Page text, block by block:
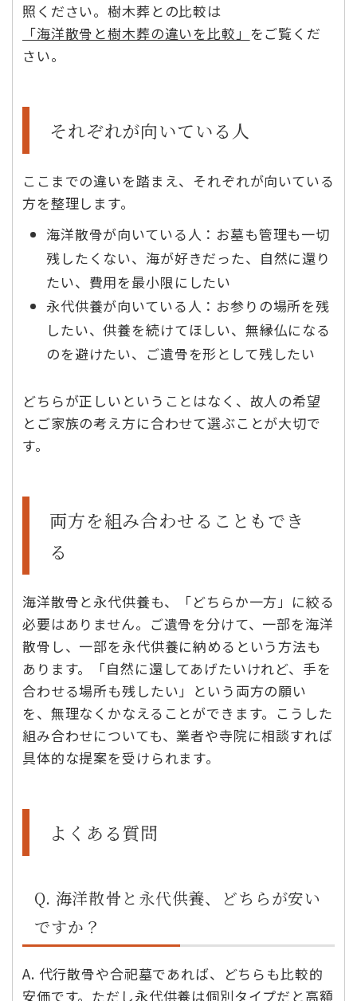
照ください。樹木葬との比較は
「海洋散骨と樹木葬の違いを比較」 をご覧くだ
さい。
それぞれが向いている人
ここまでの違いを踏まえ、それぞれが向いている
方を整理します。
海洋散骨が向いている人：お墓も管理も一切
残したくない、海が好きだった、自然に還り
たい、費用を最小限にしたい
永代供養が向いている人：お参りの場所を残
したい、供養を続けてほしい、無縁仏になる
のを避けたい、ご遺骨を形として残したい
どちらが正しいということはなく、故人の希望
とご家族の考え方に合わせて選ぶことが大切で
す。
両方を組み合わせることもでき
る
海洋散骨と永代供養も、「どちらか一方」に絞る
必要はありません。ご遺骨を分けて、一部を海洋
散骨し、一部を永代供養に納めるという方法も
あります。「自然に還してあげたいけれど、手を
合わせる場所も残したい」という両方の願い
を、無理なくかなえることができます。こうした
組み合わせについても、業者や寺院に相談すれば
具体的な提案を受けられます。
よくある質問
Q. 海洋散骨と永代供養、どちらが安い
ですか？
A. 代行散骨や合祀墓であれば、どちらも比較的
安価です。ただし永代供養は個別タイプだと高額